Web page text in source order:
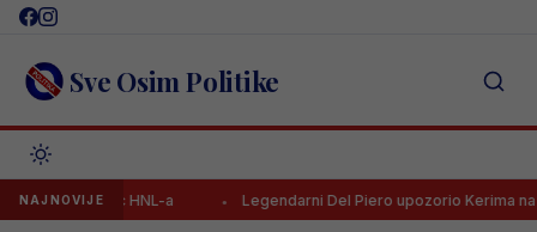
Skip
content Sve Osim Politike
NAJNOVIJE
HNL-a Legendarni Del Piero upozorio Kerima na jednu